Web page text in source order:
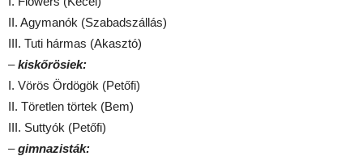
II. Agymanók (Szabadszállás)
III. Tuti hármas (Akasztó)
–kiskőrösiek:
I. Vörös Ördögök (Petőfi)
II. Töretlen törtek (Bem)
III. Suttyók (Petőfi)
–gimnazisták: